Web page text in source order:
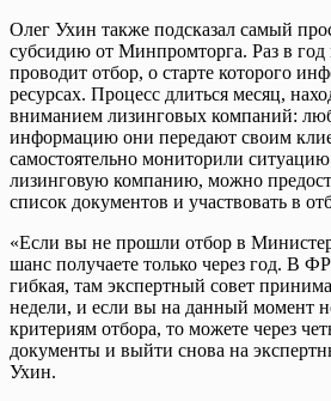
Олег Ухин также подсказал самый
субсидию от Минпромторга. Раз в год
проводит отбор, о старте которого
ресурсах. Процесс длиться месяц,
вниманием лизинговых компаний:
информацию они передают своим
самостоятельно мониторили
лизинговую компанию, можно
список документов и участвовать в
«Если вы не прошли отбор в
шанс получаете только через год. В
гибкая, там экспертный совет
недели, и если вы на данный момент
критериям отбора, то можете через
документы и выйти снова на
Ухин.